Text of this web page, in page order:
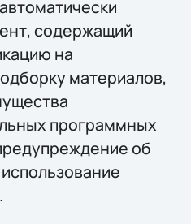
содержащий
на
материалов,
программных
об